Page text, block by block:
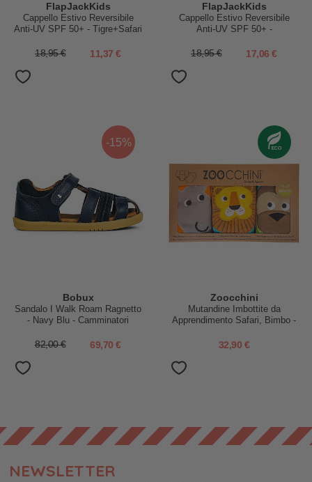
FlapJackKids
Cappello Estivo Reversibile
Anti-UV SPF 50+ - Tigre+Safari
18,95 € 11,37 €
FlapJackKids
Cappello Estivo Reversibile
Anti-UV SPF 50+ -
Cotone
18,95 € 17,06 €
-15%
Bobux
Sandalo I Walk Roam Ragnetto
- Navy Blu - Camminatori
82,00 € 69,70 €
Zoocchini
Mutandine Imbottite da
Apprendimento Safari, Bimbo -
32,90 €
NEWSLETTER